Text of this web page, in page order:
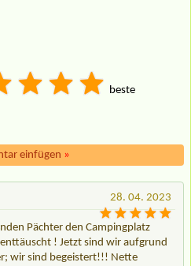
beste
einfügen »
28. 04. 2023
Pächter den Campingplatz
! Jetzt sind wir aufgrund
wir sind begeistert!!! Nette